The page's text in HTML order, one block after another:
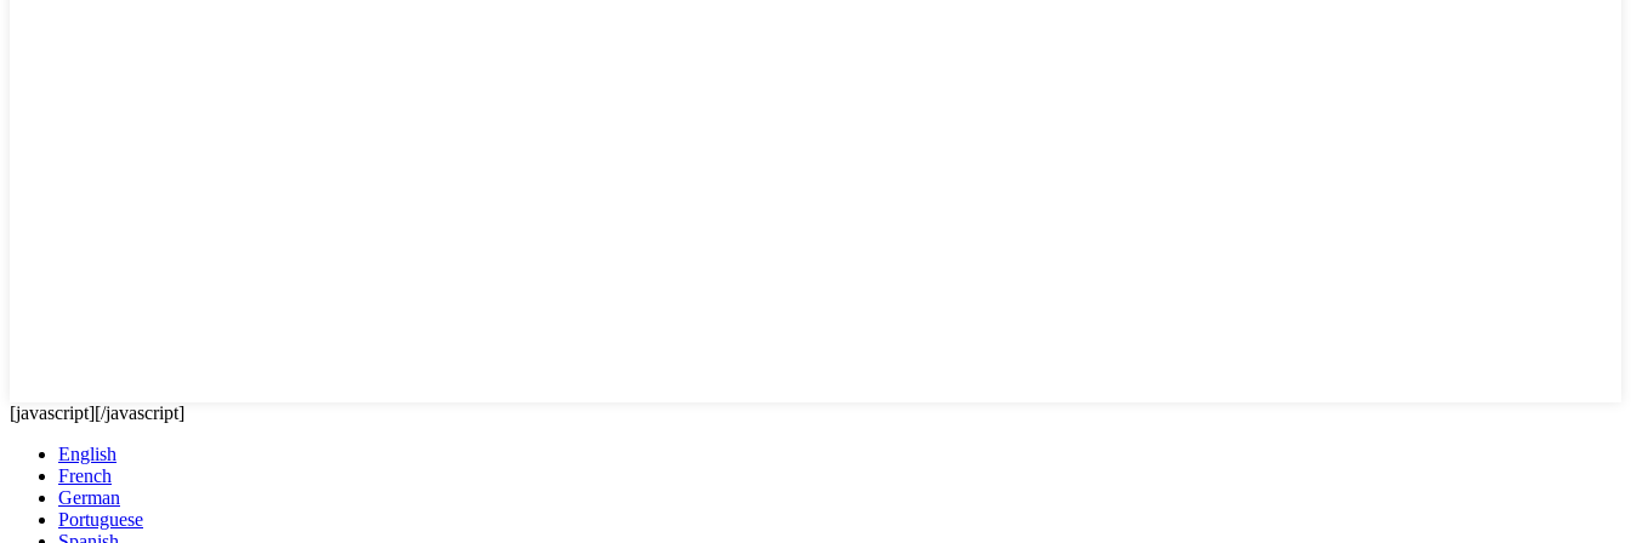
[javascript][/javascript]
English
French
German
Portuguese